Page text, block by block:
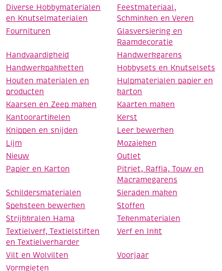
Diverse Hobbymaterialen
en Knutselmaterialen
Feestmateriaal,
Schminken en Veren
Fournituren
Glasversiering en
Raamdecoratie
Handvaardigheid
Handwerkgarens
Handwerkpakketten
Hobbysets en Knutselsets
Houten materialen en
producten
Hulpmaterialen papier en
karton
Kaarsen en Zeep maken
Kaarten maken
Kantoorartikelen
Kerst
Knippen en snijden
Leer bewerken
Lijm
Mozaieken
Nieuw
Outlet
Papier en Karton
Pitriet, Raffia, Touw en
Macramegarens
Schildersmaterialen
Sieraden maken
Speksteen bewerken
Stoffen
Strijkkralen Hama
Tekenmaterialen
Textielverf, Textielstiften
en Textielverharder
Verf en Inkt
Vilt en Wolvilten
Voorjaar
Vormgieten